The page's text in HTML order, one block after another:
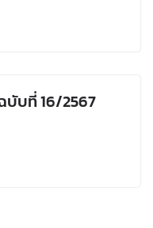
บับที่ 16/2567